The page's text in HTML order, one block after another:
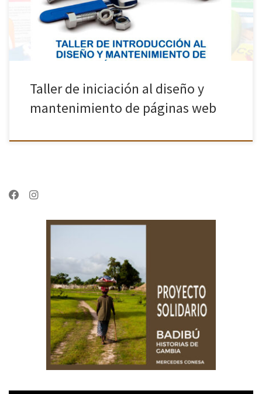
Taller de iniciación al diseño y
mantenimiento de páginas web